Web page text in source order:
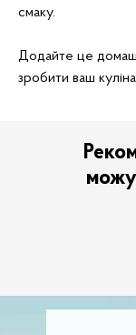
смаку.
Додайте це
зробити ваш